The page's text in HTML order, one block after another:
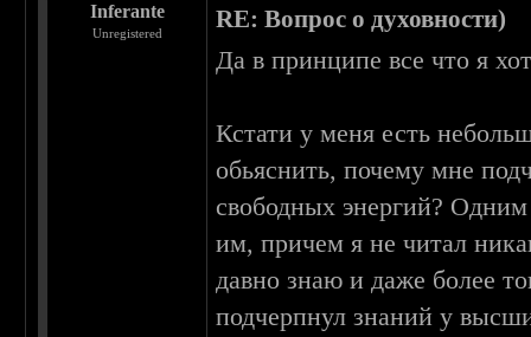
Inferante
Unregistered
RE: Вопрос о духовности)
Да в принципе все что я
Кстати у меня есть
обьяснить, почему мне
свободных энергий?
им, причем я не читал
давно знаю и даже более
подчерпнул знаний у